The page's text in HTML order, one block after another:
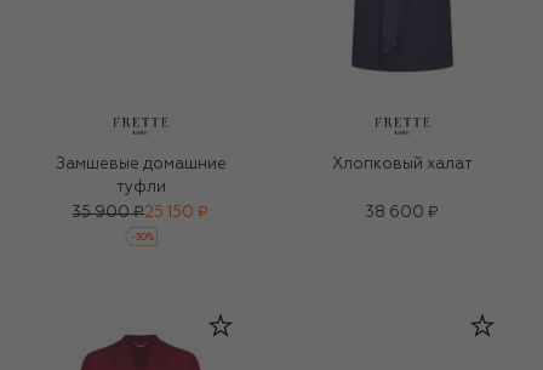
Замшевые домашние
туфли
35 900 ₽25 150 ₽
-30%
Хлопковый халат
38 600 ₽